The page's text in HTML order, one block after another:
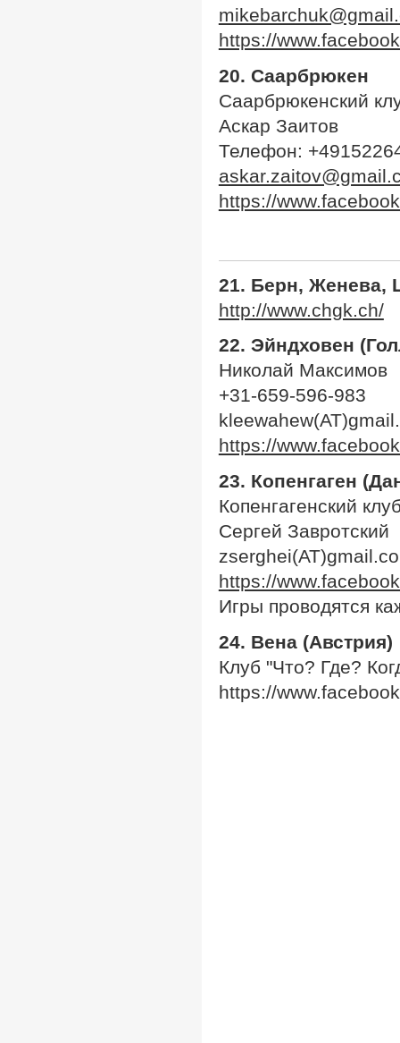
https://
20. Саарбрюкен
Саарбрюкенский
Аскар Заитов
Телефон:
https://
21. Берн, Женева,
http://www.chgk.ch/
22. Эйндховен
Николай Максимов
+31-659-596-983
https://
23. Копенгаген
Копенгагенский
Сергей Завротский
https://
Игры проводятся
24. Вена (Австрия)
Клуб "Что? Где?
https://